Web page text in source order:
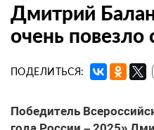
Дмитрий
очень повезло
ПОДЕЛИТЬСЯ:
Победитель